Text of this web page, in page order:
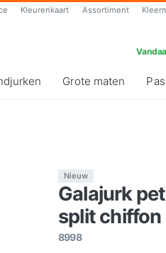
Kleurenkaart Assortiment
Grote maten
Nieuw
Galajurk
split chiffon
8998